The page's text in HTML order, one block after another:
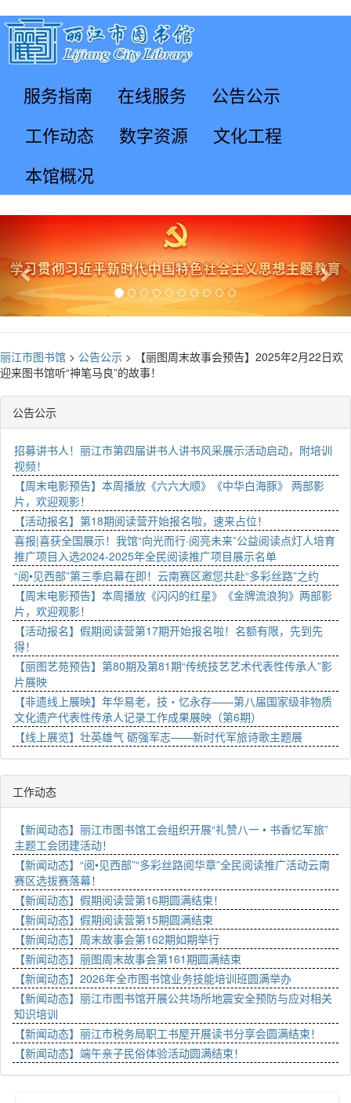
服务指南 在线服务
公告公示
工作动态
数字资源
文化工程
本馆概况
Previous
丽江市图书馆 > 公告公示 >
【丽图周末故事会预告】2025年2月22日欢
迎来图书馆听“神笔马良”的故事！
公告公示
招募讲书人！丽江市第四届讲书人讲书风采展示活动启动，附培训
视频！
【周末电影预告】本周播放《六六大顺》《中华白海豚》 两部影
片，欢迎观影！
【活动报名】第18期阅读营开始报名啦，速来占位！
喜报|喜获全国展示！我馆“向光而行·阅亮未来”公益阅读点灯人培育
推广项目入选2024-2025年全民阅读推广项目展示名单
“阅•见西部”第三季启幕在即！云南赛区邀您共赴“多彩丝路”之约
【周末电影预告】本周播放《闪闪的红星》《金牌流浪狗》两部影
片，欢迎观影！
【活动报名】假期阅读营第17期开始报名啦！名额有限，先到先
得！
【丽图艺苑预告】第80期及第81期“传统技艺艺术代表性传承人”影
片展映
【非遗线上展映】年华易老，技・忆永存——第八届国家级非物质
文化遗产代表性传承人记录工作成果展映（第6期）
【线上展览】壮英雄气 砺强军志——新时代军旅诗歌主题展
工作动态
【新闻动态】丽江市图书馆工会组织开展“礼赞八一 • 书香忆军旅”
主题工会团建活动！
【新闻动态】“阅•见西部”“多彩丝路阅华章”全民阅读推广活动云南
赛区选拔赛落幕！
【新闻动态】假期阅读营第16期圆满结束！
【新闻动态】假期阅读营第15期圆满结束
【新闻动态】周末故事会第162期如期举行
【新闻动态】丽图周末故事会第161期圆满结束
【新闻动态】2026年全市图书馆业务技能培训班圆满举办
【新闻动态】丽江市图书馆开展公共场所地震安全预防与应对相关
知识培训
【新闻动态】丽江市税务局职工书屋开展读书分享会圆满结束！
【新闻动态】端午亲子民俗体验活动圆满结束！